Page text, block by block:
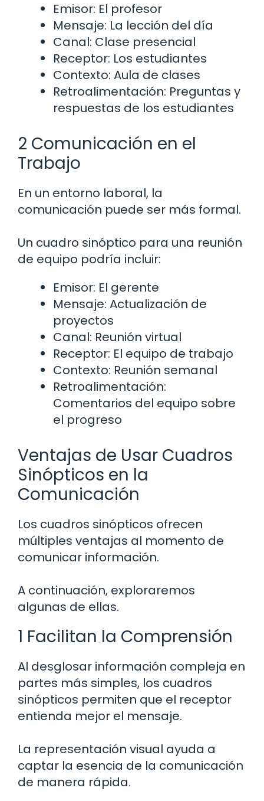
Emisor: El profesor
Mensaje: La lección del día
Canal: Clase presencial
Receptor: Los estudiantes
Contexto: Aula de clases
Retroalimentación: Preguntas y
respuestas de los estudiantes
2 Comunicación en el
Trabajo
En un entorno laboral, la
comunicación puede ser más formal.
Un cuadro sinóptico para una reunión
de equipo podría incluir:
Emisor: El gerente
Mensaje: Actualización de
proyectos
Canal: Reunión virtual
Receptor: El equipo de trabajo
Contexto: Reunión semanal
Retroalimentación:
Comentarios del equipo sobre
el progreso
Ventajas de Usar Cuadros
Sinópticos en la
Comunicación
Los cuadros sinópticos ofrecen
múltiples ventajas al momento de
comunicar información.
A continuación, exploraremos
algunas de ellas.
1 Facilitan la Comprensión
Al desglosar información compleja en
partes más simples, los cuadros
sinópticos permiten que el receptor
entienda mejor el mensaje.
La representación visual ayuda a
captar la esencia de la comunicación
de manera rápida.